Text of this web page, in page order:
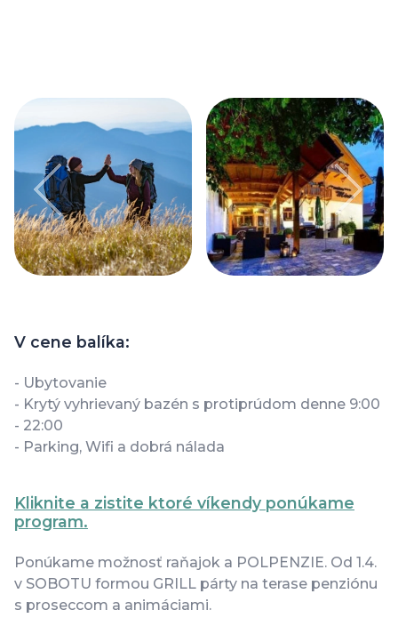
V cene balíka:
- Ubytovanie
- Krytý vyhrievaný bazén s protiprúdom denne 9:00
- 22:00
- Parking, Wifi a dobrá nálada
Kliknite a zistite ktoré víkendy ponúkame
program.
Ponúkame možnosť raňajok a POLPENZIE. Od 1.4.
v SOBOTU formou GRILL párty na terase penziónu
s proseccom a animáciami.